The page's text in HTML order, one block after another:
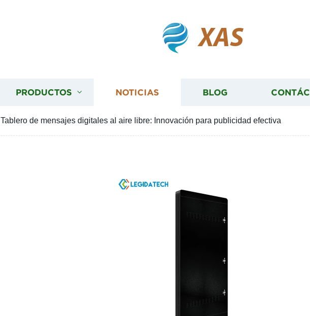
XAS
PRODUCTOS NOTICIAS BLOG
Tablero de mensajes digitales al aire libre: Innovación para publicidad efectiva